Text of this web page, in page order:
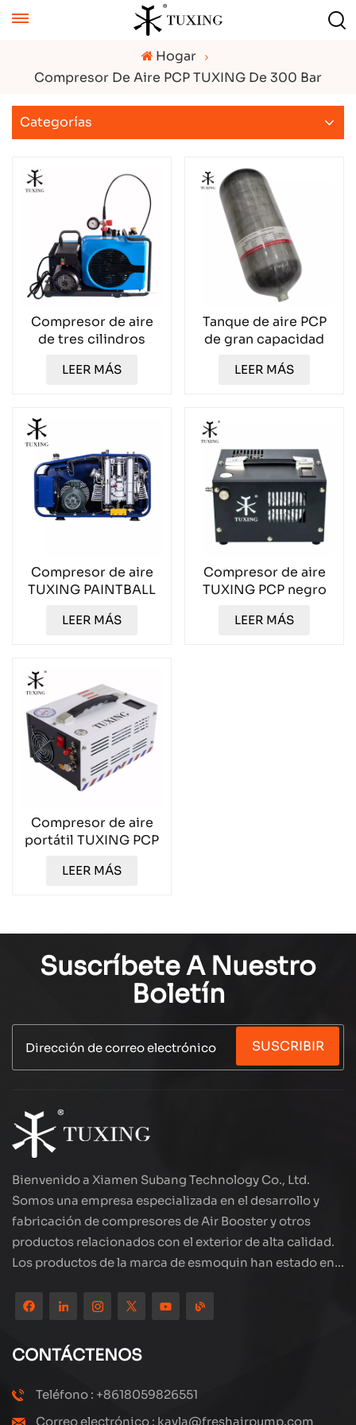
Hogar
Compresor De Aire PCP TUXING De 300 Bar
Categorías
Compresor de aire
de tres cilindros
150 l TXESB054
LEER MÁS
Tanque de aire PCP
de gran capacidad
LEER MÁS
Compresor de aire
TUXING PAINTBALL
y 300 l para 300
LEER MÁS
Compresor de aire
TUXING PCP negro
TXES061
LEER MÁS
Compresor de aire
portátil TUXING PCP
TXES061
LEER MÁS
Suscríbete A Nuestro
Boletín
SUSCRIBIR
Bienvenido a Xiamen Subang Technology Co., Ltd.
Somos una empresa especializada en el desarrollo y
fabricación de compresores de Air Booster y otros
productos relacionados con el exterior de alta calidad.
Los productos de la marca de esmoquin han estado en
ubicada en el hermoso paisaje de la ciudad costera:
Xiamen, nuestros productos se exportan a más de 80
países y regiones, con una excelente calidad ha ganado
una amplia reputación internacional. Subang
Technology tiene un equipo de ventas profesional y un
CONTÁCTENOS
Teléfono : +8618059826551
Correo electrónico : kayla@freshairpump.com